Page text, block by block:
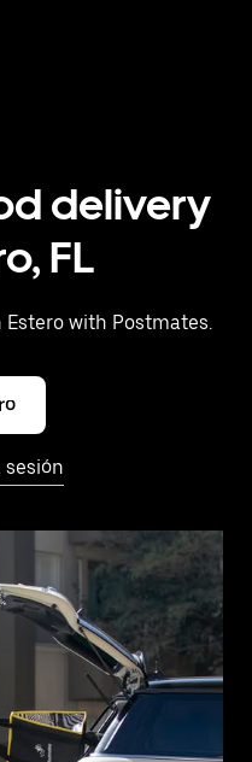
delivery
FL
with Postmates.
sesión